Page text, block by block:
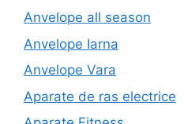
Anvelope all season
Anvelope Iarna
Anvelope Vara
Aparate de ras electrice